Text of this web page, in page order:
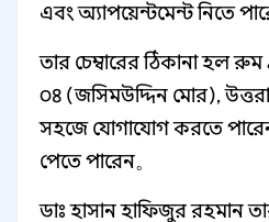
এবং অ্যাপয়েন্টমেন্ট নিতে
তার চেম্বারের ঠিকানা হল
০৪ (জসিমউদ্দিন মোর),
সহজে যোগাযোগ করতে পারেন
পেতে পারেন。
ডাঃ হাসান হাফিজুর রহমান